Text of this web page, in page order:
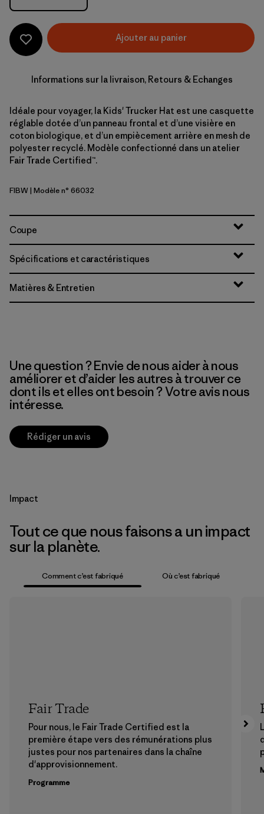
Ajouter au panier
Informations sur la livraison, Retours & Echanges
Idéale pour voyager, la Kids' Trucker Hat est une casquette
réglable dotée d’un panneau frontal et d’une visière en
coton biologique, et d’un empiècement arrière en mesh de
polyester recyclé. Modèle confectionné dans un atelier
Fair Trade Certified™.
Fitz Roy Bear: Birch White
FIBW| Modèle n° 66032
Coupe
Spécifications et caractéristiques
Matières & Entretien
Une question ? Envie de nous aider à nous
améliorer et d’aider les autres à trouver ce
dont ils et elles ont besoin ? Votre avis nous
intéresse.
Rédiger un avis
Impact
Tout ce que nous faisons a un impact
sur la planète.
Comment c’est fabriqué Où c’est fabriqué
Fair Trade
Pour nous, le Fair Trade Certified est la
première étape vers des rémunérations plus
justes pour nos partenaires dans la chaîne
d'approvisionnement.
Programme